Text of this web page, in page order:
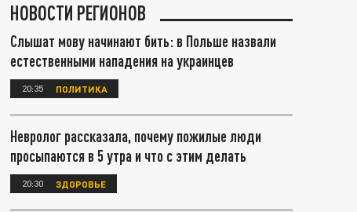
НОВОСТИ РЕГИОНОВ
Слышат мову начинают бить: в Польше назвали
естественными нападения на украинцев
20:35 ПОЛИТИКА
Невролог рассказала, почему пожилые люди
просыпаются в 5 утра и что с этим делать
20:30 ЗДОРОВЬЕ